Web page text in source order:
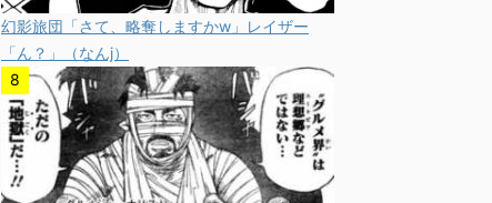
幻影旅団「さて、略奪しますかw」レイザー
「ん？」（なんj）